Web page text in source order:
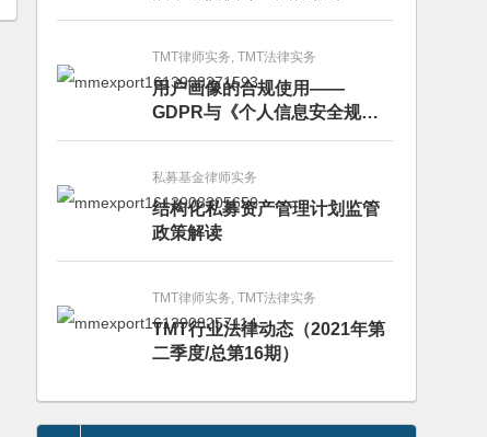
TMT律师实务, TMT法律实务
用户画像的合规使用——
GDPR与《个人信息安全规
范》的比较分析
私募基金律师实务
结构化私募资产管理计划监管
政策解读
TMT律师实务, TMT法律实务
TMT行业法律动态（2021年第
二季度/总第16期）